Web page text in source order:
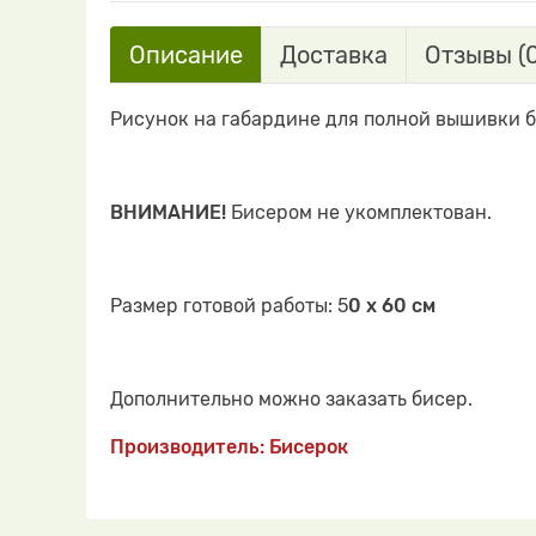
Описание Доставка Отзывы
Рисунок на габардине для полной вышивки
ВНИМАНИЕ! Бисером не укомплектован.
Размер готовой работы: 50 х 60 см
Дополнительно можно заказать бисер.
Производитель: Бисерок